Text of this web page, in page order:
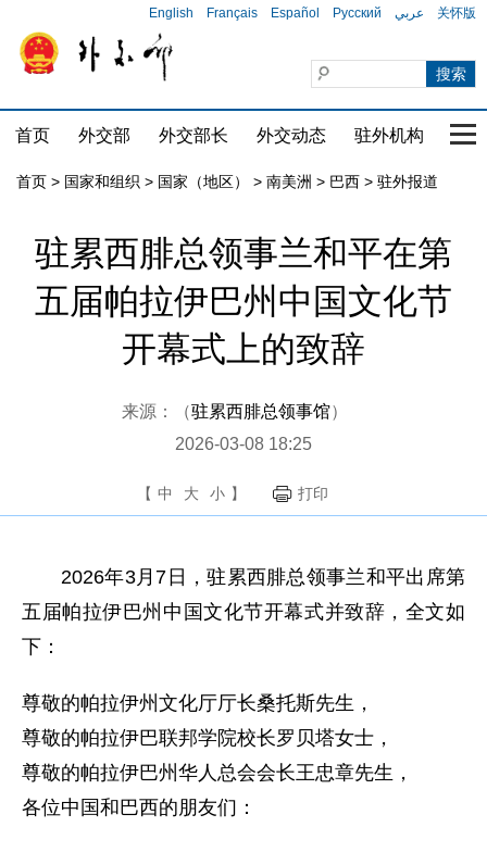
English Français Español Русский عربي 关怀版
首页 外交部 外交部长 外交动态 驻外机构 国
首页 > 国家和组织 > 国家（地区） > 南美洲 > 巴西 > 驻外报道
驻累西腓总领事兰和平在第
五届帕拉伊巴州中国文化节
开幕式上的致辞
来源：（驻累西腓总领事馆）
2026-03-08 18:25
【 中 大 小 】 打印
2026年3月7日，驻累西腓总领事兰和平出席第
五届帕拉伊巴州中国文化节开幕式并致辞，全文如
下：
尊敬的帕拉伊州文化厅厅长桑托斯先生，
尊敬的帕拉伊巴联邦学院校长罗贝塔女士，
尊敬的帕拉伊巴州华人总会会长王忠章先生，
各位中国和巴西的朋友们：